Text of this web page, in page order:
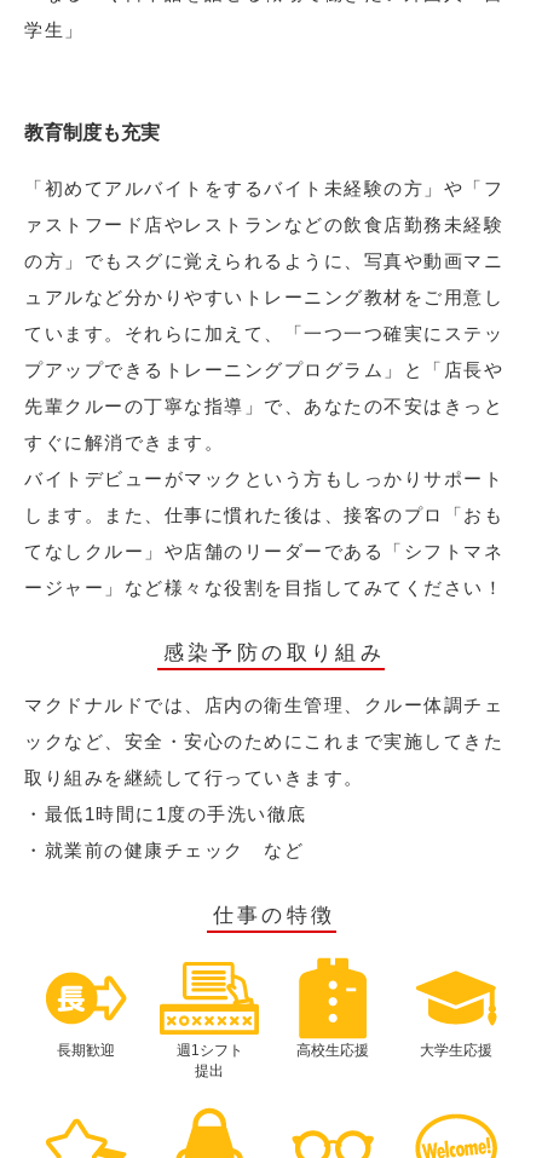
学生」
教育制度も充実
「初めてアルバイトをするバイト未経験の方」や「フ
ァストフード店やレストランなどの飲食店勤務未経験
の方」でもスグに覚えられるように、写真や動画マニ
ュアルなど分かりやすいトレーニング教材をご用意し
ています。それらに加えて、「一つ一つ確実にステッ
プアップできるトレーニングプログラム」と「店長や
先輩クルーの丁寧な指導」で、あなたの不安はきっと
すぐに解消できます。
バイトデビューがマックという方もしっかりサポート
します。また、仕事に慣れた後は、接客のプロ「おも
てなしクルー」や店舗のリーダーである「シフトマネ
ージャー」など様々な役割を目指してみてください！
感染予防の取り組み
マクドナルドでは、店内の衛生管理、クルー体調チェ
ックなど、安全・安心のためにこれまで実施してきた
取り組みを継続して行っていきます。
・最低1時間に1度の手洗い徹底
・就業前の健康チェック など
仕事の特徴
長期歓迎
週1シフト
提出
高校生応援 大学生応援